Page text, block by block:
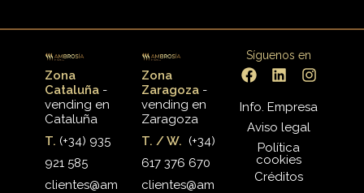
Zona
Cataluña-
vending en
Cataluña
T. (+34) 935
921 585
clientes@am
Zona
Zaragoza -
vending en
Zaragoza
T. / W. (+34)
617 376 670
clientes@am
Síguenos en
Info. Empresa
Aviso legal
Política
cookies
Créditos